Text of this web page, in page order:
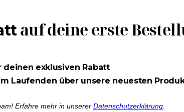
auf deine erste
deinen exklusiven Rabatt
Laufenden über unsere neuesten
Erfahre mehr in unserer Datenschutzerklärung